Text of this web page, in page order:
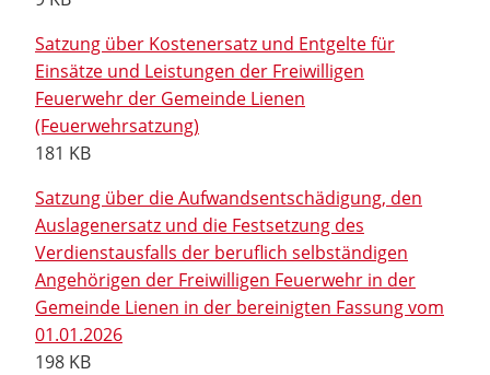
Satzung über Kostenersatz und Entgelte für
Einsätze und Leistungen der Freiwilligen
Feuerwehr der Gemeinde Lienen
(Feuerwehrsatzung)
181 KB
Satzung über die Aufwandsentschädigung, den
Auslagenersatz und die Festsetzung des
Verdienstausfalls der beruflich selbständigen
Angehörigen der Freiwilligen Feuerwehr in der
Gemeinde Lienen in der bereinigten Fassung vom
01.01.2026
198 KB